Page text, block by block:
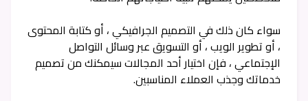
سواء كان ذلك في التصميم الجرافيكي ، أو كتابة المحتوى
، أو تطوير الويب ، أو التسويق عبر وسائل التواصل
الإجتماعي ، فإن اختيار أحد المجالات سيمكنك من تصميم
خدماتك وجذب العملاء المناسبين.